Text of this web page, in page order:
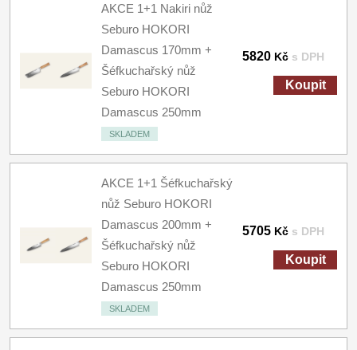
AKCE 1+1 Nakiri nůž
Seburo HOKORI
Damascus 170mm +
Šéfkuchařský nůž
Seburo HOKORI
Damascus 250mm
SKLADEM
5820 Kč s DPH
Koupit
AKCE 1+1 Šéfkuchařský
nůž Seburo HOKORI
Damascus 200mm +
Šéfkuchařský nůž
Seburo HOKORI
Damascus 250mm
SKLADEM
5705 Kč s DPH
Koupit